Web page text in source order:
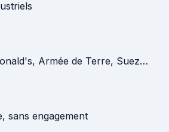
Armée de Terre, Suez…
sans engagement